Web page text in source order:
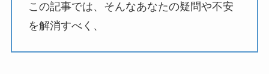
この記事では、そんなあなたの疑問や不安
を解消すべく、